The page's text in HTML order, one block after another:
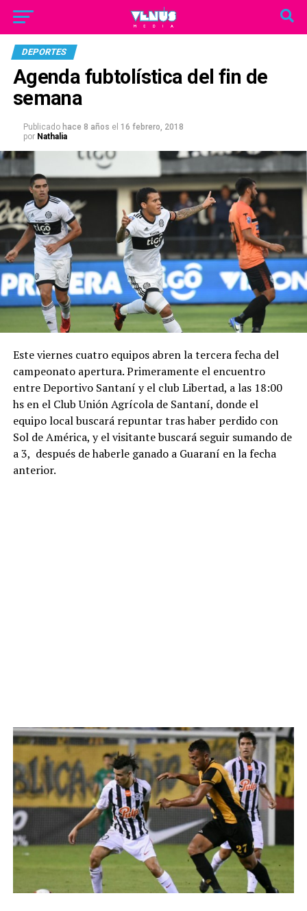
DEPORTES
Agenda fubtolística del fin de
semana
Publicado hace 8 años el 16 febrero, 2018
por Nathalia
Este viernes cuatro equipos abren la tercera fecha del
campeonato apertura. Primeramente el encuentro
entre Deportivo Santaní y el club Libertad, a las 18:00
hs en el Club Unión Agrícola de Santaní, donde el
equipo local buscará repuntar tras haber perdido con
Sol de América, y el visitante buscará seguir sumando de
a 3, después de haberle ganado a Guaraní en la fecha
anterior.